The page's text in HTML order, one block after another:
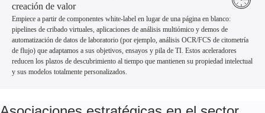
creación de valor
Empiece a partir de componentes white-label en lugar de una página en blanco:
pipelines de cribado virtuales, aplicaciones de análisis multiómico y demos de
automatización de datos de laboratorio (por ejemplo, análisis OCR/FCS de citometría
de flujo) que adaptamos a sus objetivos, ensayos y pila de TI. Estos aceleradores
reducen los plazos de descubrimiento al tiempo que mantienen su propiedad intelectual
y sus modelos totalmente personalizados.